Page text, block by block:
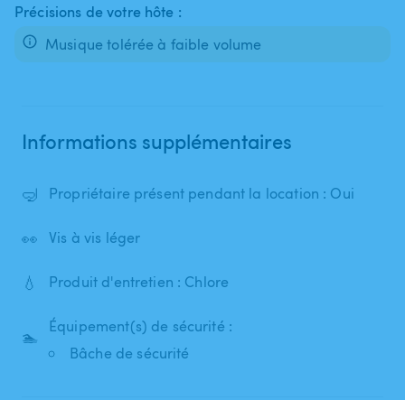
Précisions de votre hôte :
Musique tolérée à faible volume
Informations supplémentaires
🤿 Propriétaire présent pendant la location : Oui
👀 Vis à vis léger
💧 Produit d'entretien : Chlore
🏊
Équipement(s) de sécurité :
Bâche de sécurité